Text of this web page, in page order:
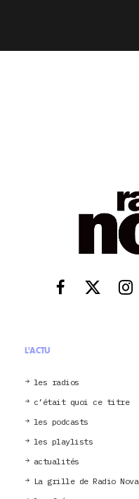
L'ACTU
les radios
c’était quoi ce titre
les podcasts
les playlists
actualités
La grille de Radio Nova